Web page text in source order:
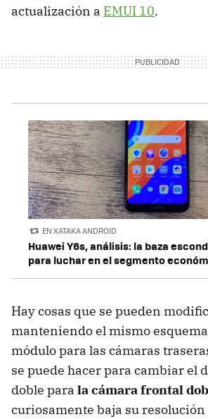
actualización a EMUI 10.
EN XATAKA ANDROID
Huawei Y6s, análisis: la baza
para luchar en el segmento
Hay cosas que se pueden
manteniendo el mismo
módulo para las cámaras
se puede hacer para cambiar el
doble para la cámara frontal
curiosamente baja su resolución